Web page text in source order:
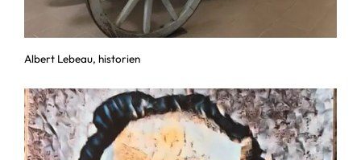
Albert Lebeau, historien